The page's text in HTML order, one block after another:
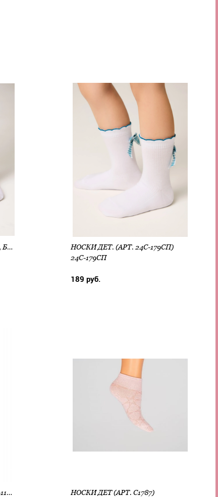
НОСКИ ДЕТ. TIP-TOP (ДЕКОР, БАНТИКИ) (АРТ. 25С-1СП)
НОСКИ ДЕТ. (АРТ. 24С-179СП)
24С-179СП
189 руб.
НОСКИ ДЕТ TIP-TOP (АРТ. 7С-11СП)
НОСКИ ДЕТ (АРТ. С1787)